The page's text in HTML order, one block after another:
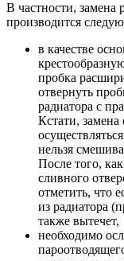
В частности, замена
производится
в качестве
пробка
отвернуть
радиатора с
Кстати,
нельзя
После того,
сливного
отметить, что
из радиатора
также вытечет,
необходимо